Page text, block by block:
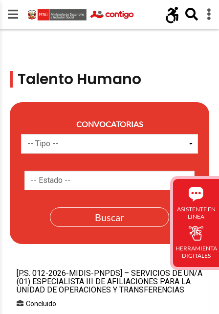
Talento Humano
CONVOCATORIAS
[P.S. 012-2026-MIDIS-PNPDS] – SERVICIOS DE UN/A
(01) ESPECIALISTA III DE AFILIACIONES PARA LA
UNIDAD DE OPERACIONES Y TRANSFERENCIAS
Concluido
ASISTENTE EN
LINEA
HERRAMIENTA
DIGITALES